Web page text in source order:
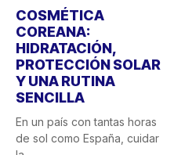
COSMÉTICA
COREANA:
HIDRATACIÓN,
PROTECCIÓN SOLAR
Y UNA RUTINA
SENCILLA
En un país con tantas horas
de sol como España, cuidar